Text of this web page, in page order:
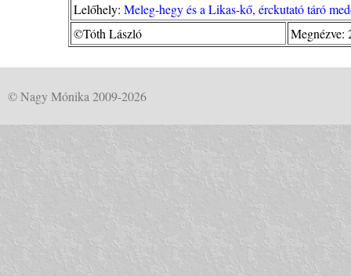
Lelőhely: Meleg-hegy és a Likas-kő, érckutató táró
©Tóth László
Megnézve:
© Nagy Mónika 2009-2026